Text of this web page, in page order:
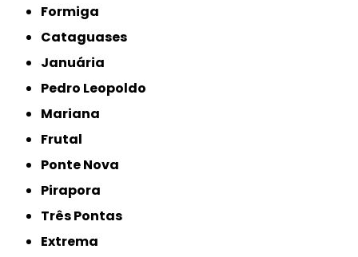
Formiga
Cataguases
Januária
Pedro Leopoldo
Mariana
Frutal
Ponte Nova
Pirapora
Três Pontas
Extrema